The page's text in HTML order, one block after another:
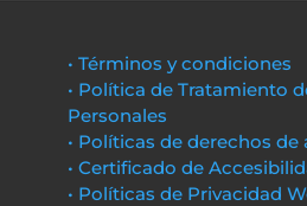
• Términos y condiciones
• Política de Tratamiento
Personales
• Políticas de derechos de
• Certificado de
• Políticas de Privacidad